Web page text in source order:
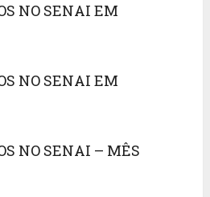
NO SENAI EM
NO SENAI EM
NO SENAI – MÊS